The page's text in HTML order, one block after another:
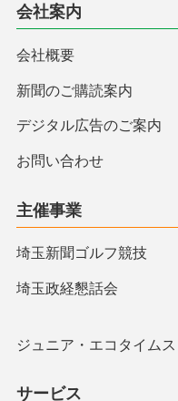
会社案内
会社概要
新聞のご購読案内
デジタル広告のご案内
お問い合わせ
主催事業
埼玉新聞ゴルフ競技
埼玉政経懇話会
ジュニア・エコタイムス
サービス